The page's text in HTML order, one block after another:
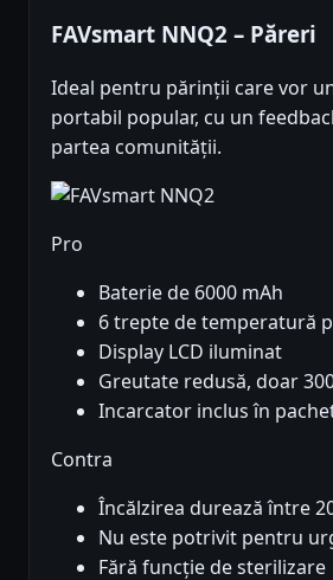
FAVsmart NNQ2 – Păreri
Ideal pentru părinții care vor
portabil popular, cu un
partea comunității.
Pro
Baterie de 6000 mAh
6 trepte de temperatură
Display LCD iluminat
Greutate redusă, doar
Incarcator inclus în
Contra
Încălzirea durează între
Nu este potrivit pentru
Fără funcție de sterilizare